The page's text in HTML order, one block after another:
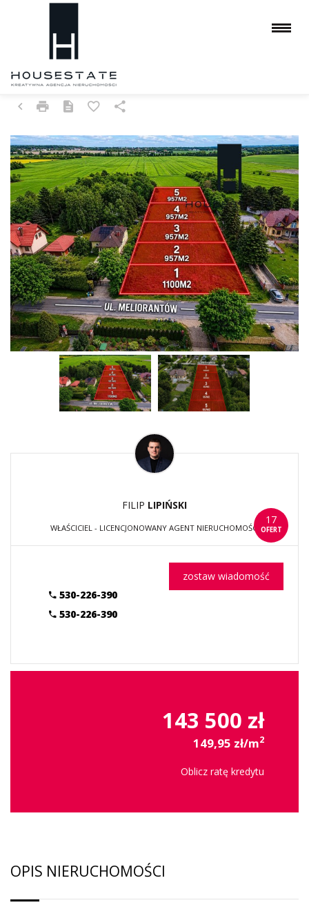
CZĘSTOCHOWA, WYCZERPY DOLNE
17
OFERT
FILIP LIPIŃSKI
WŁAŚCICIEL - LICENCJONOWANY AGENT NIERUCHOMOŚCI
530-226-390
530-226-390
zostaw wiadomość
143 500 zł
149,95 zł/m2
Oblicz ratę kredytu
OPIS NIERUCHOMOŚCI